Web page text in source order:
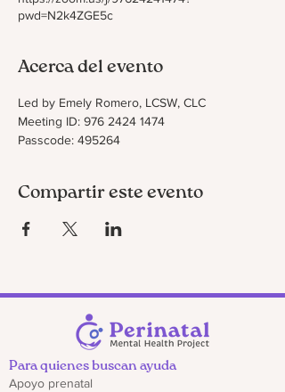
pwd=N2k4ZGE5c
Acerca del evento
Led by Emely Romero, LCSW, CLC
Meeting ID: 976 2424 1474
Passcode: 495264
Compartir este evento
Para quienes buscan ayuda
Apoyo prenatal